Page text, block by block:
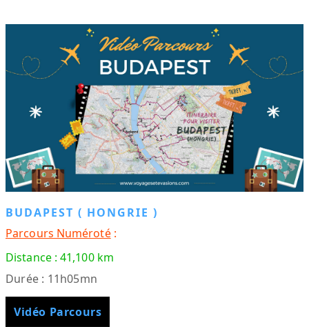
BUDAPEST ( HONGRIE )
Parcours Numéroté:
Distance : 41,100 km
Durée : 11h05mn
Vidéo Parcours